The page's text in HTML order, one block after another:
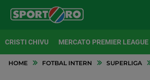
CRISTI CHIVU MERCATO PREMIER LEAGUE
HOME FOTBAL INTERN SUPERLIGA